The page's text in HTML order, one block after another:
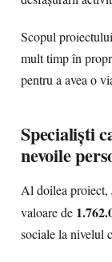
Scopul
mult timp în
pentru a avea o
Specialiști
nevoile
Al doilea proiect,
valoare de
sociale la nivelul